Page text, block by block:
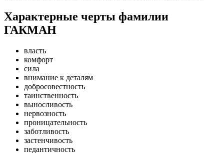
Характерные черты фамилии
ГАКМАН
власть
комфорт
сила
внимание к деталям
добросовестность
таинственность
выносливость
нервозность
проницательность
заботливость
застенчивость
педантичность